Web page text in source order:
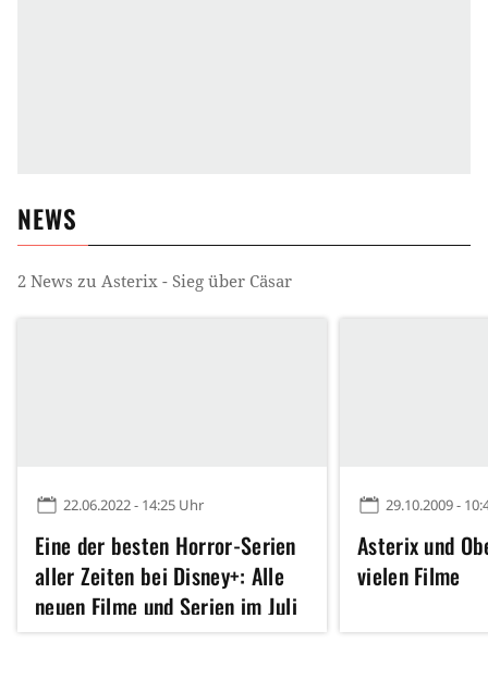
NEWS
2 News zu Asterix - Sieg über Cäsar
22.06.2022 - 14:25 Uhr
Eine der besten Horror-Serien
aller Zeiten bei Disney+: Alle
neuen Filme und Serien im Juli
29.10.2009 -
Asterix und
vielen Filme